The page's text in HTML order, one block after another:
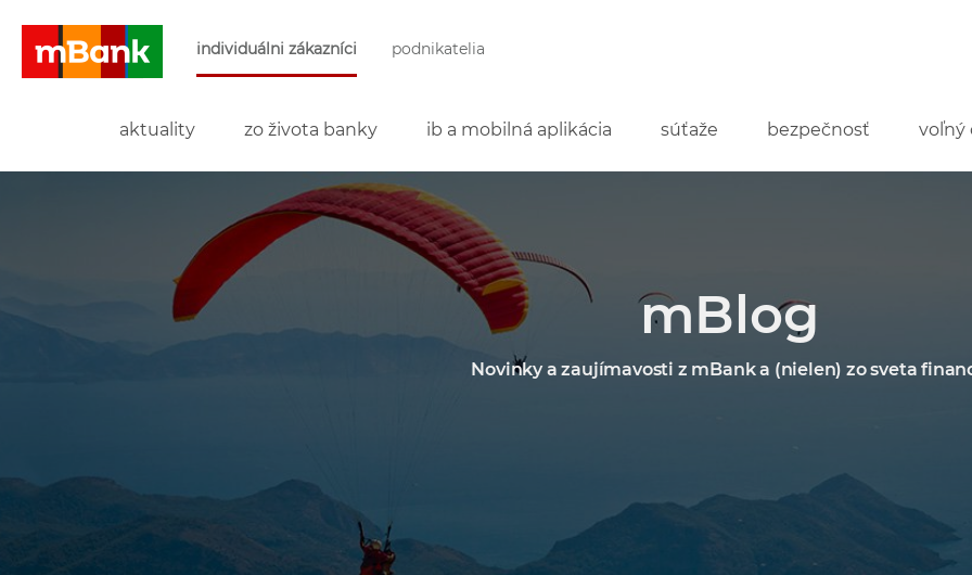
individuálni zákazníci podnikatelia
aktuality zo života banky ib a mobilná aplikácia súťaže bezpečnosť voľný
mBlog
Novinky a zaujímavosti z mBank a (nielen) zo sveta